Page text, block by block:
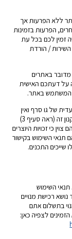
ללא הפרעות אך
הפרעות בזמינות
זמין לכם בכל עת
/ הורדת
מדובר באתרים
על דעתכם האישית
המשתמש באתר.
של גו סרף ואין
לעשות בהם שימוש אשר נועד את האמור בתקנון זה (ראה סעיף 3)
כי זכויות היוצרים
תנאי השימוש בקישור
שייכים התכנים.
השימוש
רכישת מנויים
בתשלום אתם